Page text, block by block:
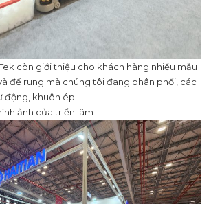
còn giới thiệu cho khách hàng nhiều mẫu
đế rung mà chúng tôi đang phân phối, các
khuôn ép…
ảnh của triển lãm